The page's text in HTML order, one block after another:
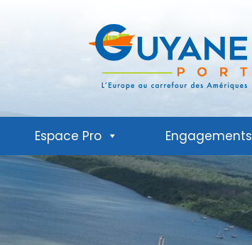
Espace Pro Engagements